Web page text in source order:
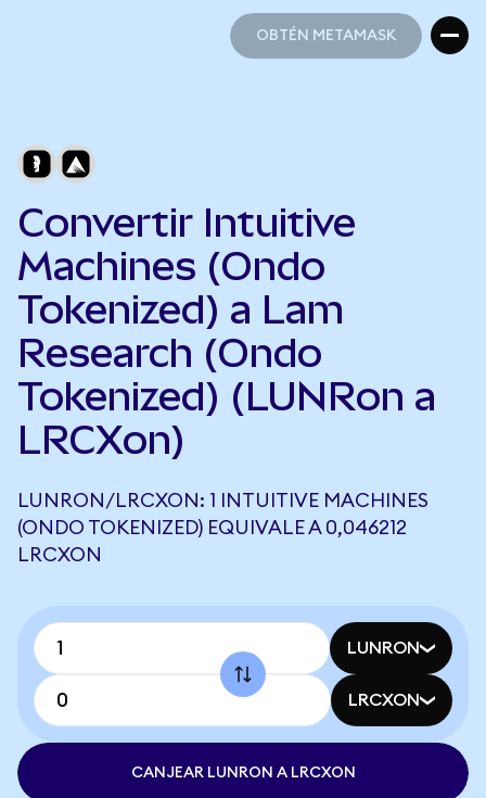
OBTÉN METAMASK
Convertir Intuitive
Machines (Ondo
Tokenized) a Lam
Research (Ondo
Tokenized) (LUNRon a
LRCXon)
LUNRON/LRCXON: 1 INTUITIVE MACHINES
(ONDO TOKENIZED) EQUIVALE A 0,046212
LRCXON
LUNRON
LRCXON
CANJEAR LUNRON A LRCXON